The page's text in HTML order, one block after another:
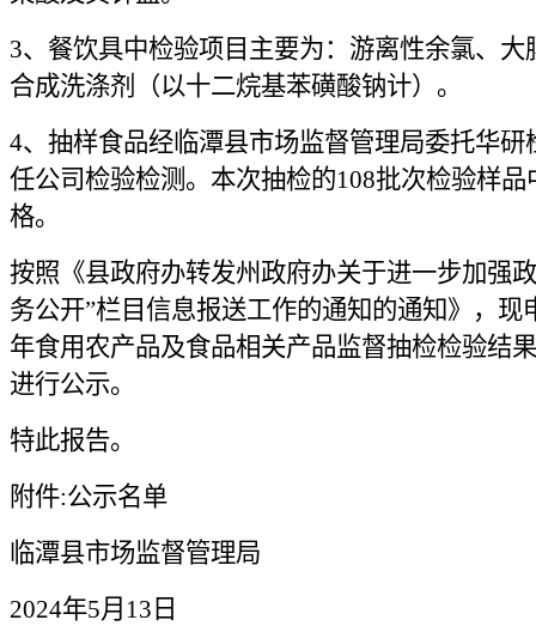
3、餐饮具中检验项目主要为：游离性余氯、大
合成洗涤剂（以十二烷基苯磺酸钠计）。
4、抽样食品经临潭县市场监督管理局委托华研
任公司检验检测。本次抽检的108批次检验样品
格。
按照《县政府办转发州政府办关于进一步加强
务公开”栏目信息报送工作的通知的通知》，现
年食用农产品及食品相关产品监督抽检检验结
进行公示。
特此报告。
附件:公示名单
临潭县市场监督管理局
2024年5月13日